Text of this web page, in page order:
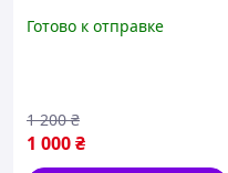
Готово к отправке
1 000₴
1 200 ₴